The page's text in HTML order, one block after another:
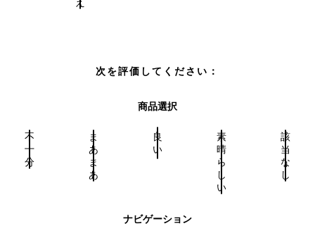
次を評価してください：
商品選択
不
十
分
ま
あ
ま
あ
良
い
素
晴
ら
し
い
該
当
な
し
ナビゲーション